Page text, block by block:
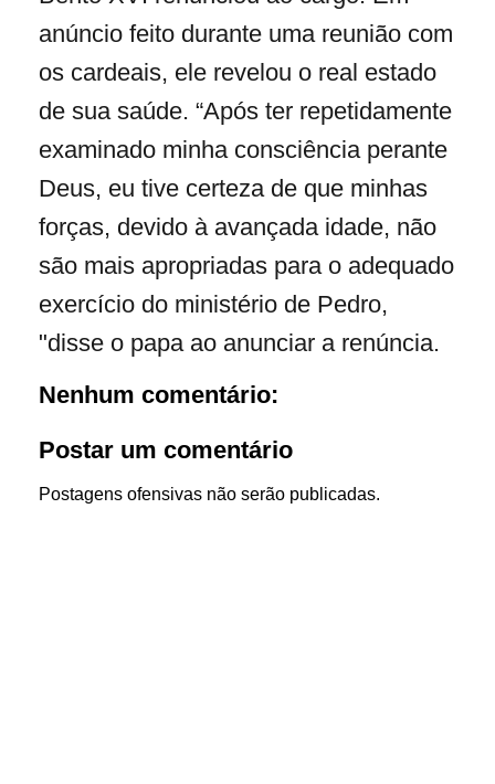
anúncio feito durante uma reunião com
os cardeais, ele revelou o real estado
de sua saúde. “Após ter repetidamente
examinado minha consciência perante
Deus, eu tive certeza de que minhas
forças, devido à avançada idade, não
são mais apropriadas para o adequado
exercício do ministério de Pedro,
"disse o papa ao anunciar a renúncia.
Nenhum comentário:
Postar um comentário
Postagens ofensivas não serão publicadas.